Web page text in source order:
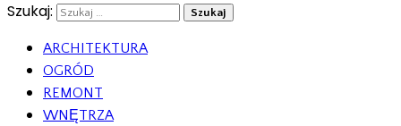
Szukaj:
ARCHITEKTURA
OGRÓD
REMONT
WNĘTRZA